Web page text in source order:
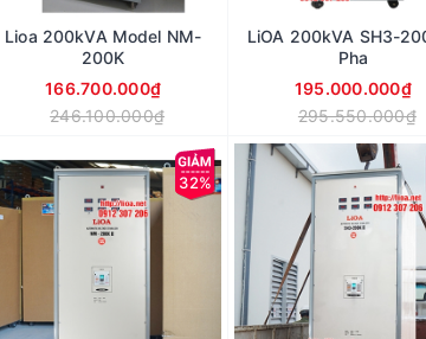
Lioa 200kVA Model NM-
200K
166.700.000₫
246.100.000₫
LiOA 200kVA SH3-
Pha
195.000.000₫
295.550.000₫
32%